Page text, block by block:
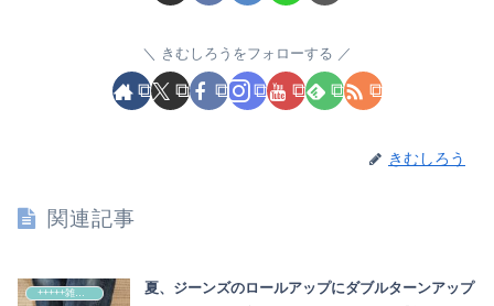
きむしろうをフォローする
きむしろう
関連記事
夏、ジーンズのロールアップにダブルターンアップ